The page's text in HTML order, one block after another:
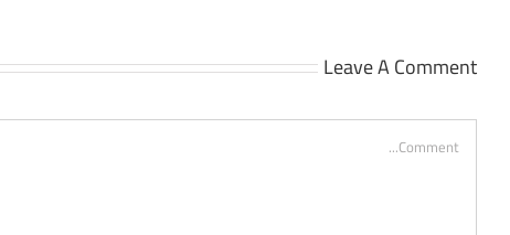
Leave A Comment
Comment